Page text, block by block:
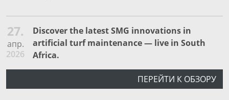
27.
апр.
2026
Discover the latest SMG innovations in
artificial turf maintenance — live in South
Africa.
ПЕРЕЙТИ К ОБЗОРУ